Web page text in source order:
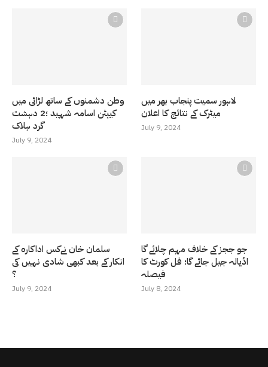
وطن دشمنوں کے ساتھ لڑائی میں
کیپٹن اسامہ شہید ؛2 دہشت
گرد ہلاک
July 9, 2024
لاہور سمیت پنجاب بھر میں
میٹرک کے نتائج کا اعلان
July 9, 2024
سلمان خان نےکس اداکارہ کے
انکار کے بعد کبھی شادی نہیں کی
؟
July 9, 2024
جو ججز کے خلاف مہم چلائے گا
اڈیالہ جیل جائے گا؛ فل کورٹ کا
فیصلہ
July 8, 2024